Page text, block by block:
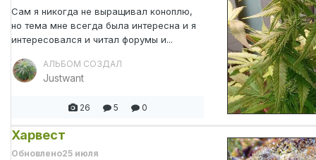
Сам я никогда не выращивал коноплю,
но тема мне всегда была интересна и я
интересовался и читал форумы и...
АЛЬБОМ СОЗДАЛ
Justwant
26 5 0
Харвест
Обновлено25 июля